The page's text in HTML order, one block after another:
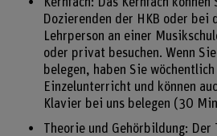
Dozierenden der HKB oder bei
Lehrperson an einer
oder privat besuchen. Wenn
belegen, haben Sie
Einzelunterricht und können
Klavier bei uns belegen (30
Theorie und Gehörbildung: Der